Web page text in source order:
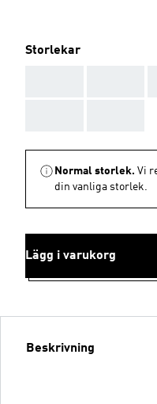
Storlekar
Normal storlek. Vi
din vanliga storlek.
Lägg i varukorg
Beskrivning